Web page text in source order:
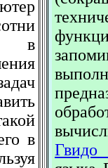
в
в
Гвидо